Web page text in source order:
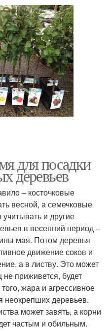
для посадки
деревьев
– косточковые
весной, а семечковые
и другие
в весенний период –
мая. Потом деревья
движение соков и
а в листву. Это может
не приживется, будет
жара и агрессивное
неокрепших деревьев.
может завять, а корни
частым и обильным.